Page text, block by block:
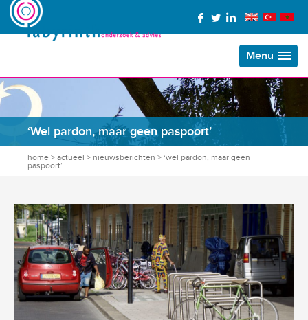
Menu
‘Wel pardon, maar geen paspoort’
home > actueel > nieuwsberichten > ‘wel pardon, maar geen
paspoort’